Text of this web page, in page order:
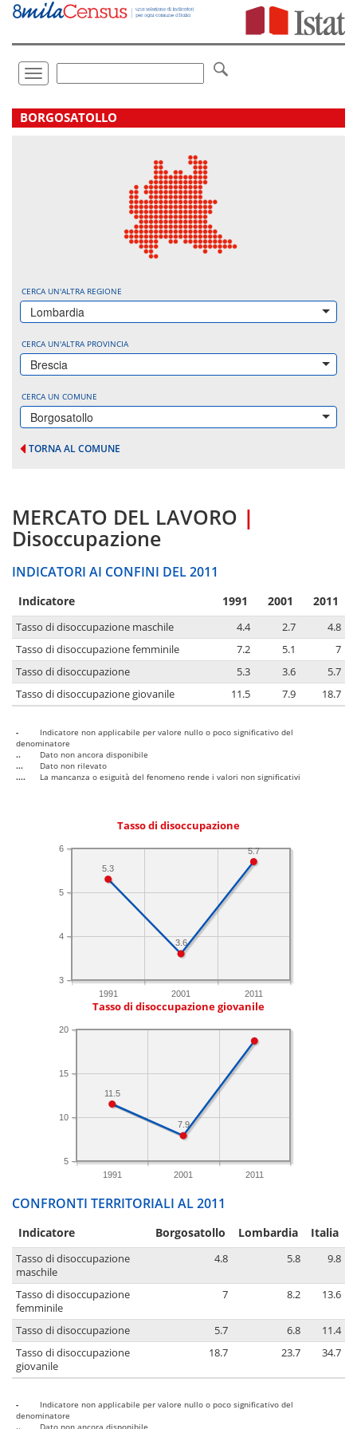
Vai
direttamente
Toggle
navigation
.
BORGOSATOLLO
CERCA UN'ALTRA REGIONE
Lombardia
CERCA UN'ALTRA PROVINCIA
Brescia
CERCA UN COMUNE
Borgosatollo
TORNA AL COMUNE
MERCATO DEL LAVORO |
Disoccupazione
INDICATORI AI CONFINI DEL 2011
Indicatore 1991 2001 2011
Tasso di disoccupazione maschile 4.4 2.7
4.8
Tasso di disoccupazione femminile
7.2 5.1
7
Tasso di disoccupazione
5.3 3.6
5.7
Tasso di disoccupazione giovanile
11.5 7.9 18.7
-
Indicatore non applicabile per valore nullo o poco significativo del
denominatore
..
Dato non ancora disponibile
...
Dato non rilevato
....
La mancanza o esiguità del fenomeno rende i valori non significativi
Tasso di disoccupazione
1991 2001 2011
3
4
5
6 5.7
3.6
5.3
Tasso di disoccupazione giovanile
1991 2001 2011
5
10
15
20
7.9
11.5
CONFRONTI TERRITORIALI AL 2011
Indicatore Borgosatollo Lombardia Italia
Tasso di disoccupazione
maschile
4.8 5.8 9.8
Tasso di disoccupazione
femminile
7 8.2 13.6
Tasso di disoccupazione 5.7 6.8
11.4
Tasso di disoccupazione
giovanile
18.7 23.7 34.7
-
Indicatore non applicabile per valore nullo o poco significativo del
denominatore